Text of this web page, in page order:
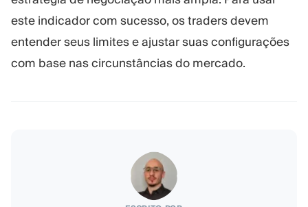
este indicador com sucesso, os traders devem
entender seus limites e ajustar suas configurações
com base nas circunstâncias do mercado.